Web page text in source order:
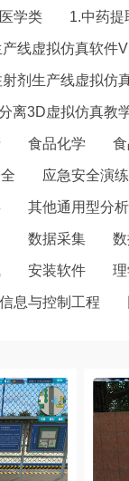
医学类 1.中药
线虚拟仿真软件
剂生产线虚拟仿
离3D虚拟仿真教
食品化学
应急安全演练
其他通用型分
数据采集
安装软件
信息与控制工程